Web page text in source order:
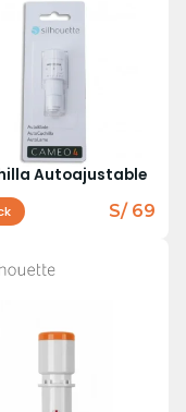
Autoajustable
S/ 69